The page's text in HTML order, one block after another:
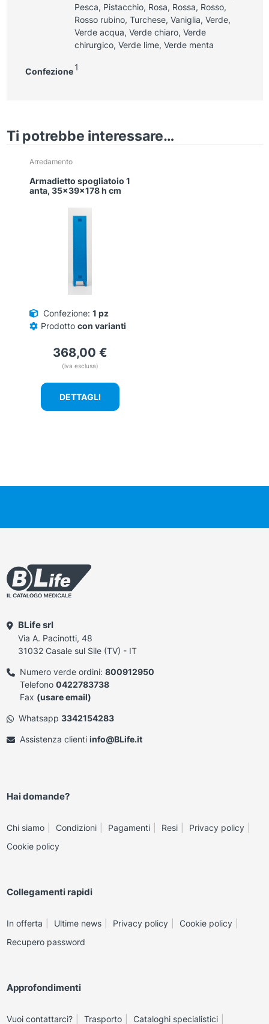
Pesca, Pistacchio, Rosa, Rossa, Rosso,
Rosso rubino, Turchese, Vaniglia, Verde,
Verde acqua, Verde chiaro, Verde
chirurgico, Verde lime, Verde menta
Confezione 1
Ti potrebbe interessare…
Arredamento
Armadietto spogliatoio 1
anta, 35x39x178 h cm
Confezione: 1 pz
Prodotto con varianti
368,00 €
(iva esclusa)
DETTAGLI
Questo
ha
del
prodotto
BLife srl
Via A. Pacinotti, 48
31032 Casale sul Sile (TV) - IT
Numero verde ordini: 800912950
Telefono 0422783738
Fax (usare email)
Whatsapp 3342154283
Assistenza clienti info@BLife.it
Hai domande?
Chi siamo Condizioni Pagamenti Resi
Privacy policy
Cookie policy
Collegamenti rapidi
In offerta Ultime news Privacy policy
Cookie policy
Recupero password
Approfondimenti
Vuoi contattarci? Trasporto Cataloghi specialistici